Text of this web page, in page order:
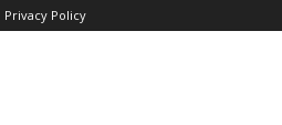
Privacy Policy